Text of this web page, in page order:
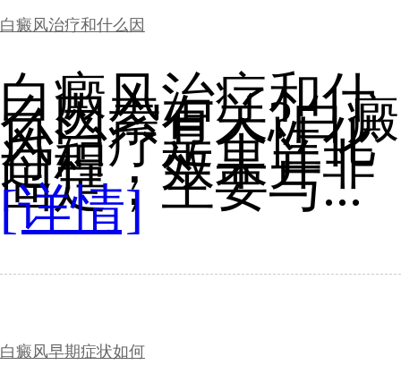
白癜风治疗和什么因
白癜风治疗和什
么因素有关?白癜
风治疗是个性化
过程，效果并非
固定，主要与...
[详情]
白癜风早期症状如何